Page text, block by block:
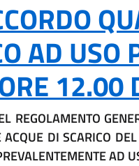
AD
REGOLAMENTO
DI SCARICO
AD